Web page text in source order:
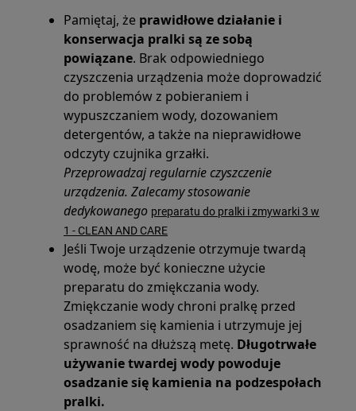
Pamiętaj, że prawidłowe działanie i
konserwacja pralki są ze sobą
powiązane. Brak odpowiedniego
czyszczenia urządzenia może doprowadzić
do problemów z pobieraniem i
wypuszczaniem wody, dozowaniem
detergentów, a także na nieprawidłowe
odczyty czujnika grzałki.
Przeprowadzaj regularnie czyszczenie
urządzenia. Zalecamy stosowanie
dedykowanego preparatu do pralki i zmywarki 3 w
1 - CLEAN AND CARE
Jeśli Twoje urządzenie otrzymuje twardą
wodę, może być konieczne użycie
preparatu do zmiękczania wody.
Zmiękczanie wody chroni pralkę przed
osadzaniem się kamienia i utrzymuje jej
sprawność na dłuższą metę. Długotrwałe
używanie twardej wody powoduje
osadzanie się kamienia na podzespołach
pralki.